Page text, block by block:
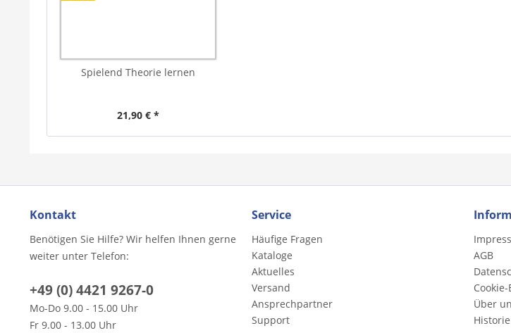
Spielend Theorie lernen
21,90 € *
Kontakt
Benötigen Sie Hilfe? Wir helfen Ihnen gerne
weiter unter Telefon:
+49 (0) 4421 9267-0
Mo-Do 9.00 - 15.00 Uhr
Fr 9.00 - 13.00 Uhr
Service
Häufige Fragen
Kataloge
Aktuelles
Versand
Ansprechpartner
Support
AGB
Über
Historie